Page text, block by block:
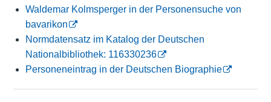
Waldemar Kolmsperger in der Personensuche von
bavarikon
Normdatensatz im Katalog der Deutschen
Nationalbibliothek: 116330236
Personeneintrag in der Deutschen Biographie